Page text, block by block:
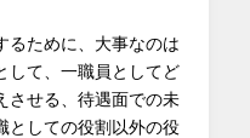
るために、大事なのは
して、一職員としてど
させる、待遇面での未
としての役割以外の役